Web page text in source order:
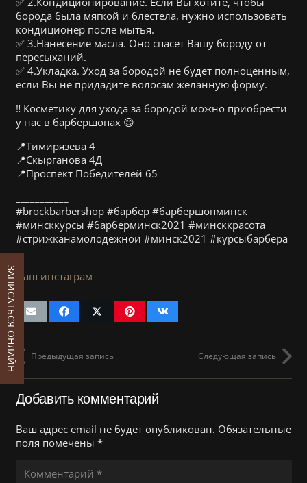
борода была мягкой и блестела, нужно использовать
кондиционер после мытья.
✅ 3.Нанесение масла. Оно спасет Вашу бороду от
пересыханий.
✅ 4.Укладка. Уход за бородой не будет полноценным,
если Вы не придадите волосам желанную форму.
‼️ Косметику для ухода за бородой можно приобрести
у нас в барбершопах 😊
📍Тимирязева 4
📍Скырганова 4Д
📍Проспект Победителей 65
#brockbarbershop #барбер #барбершопминск
#минсккурсы #барберминск2021 #минсккрасота
#стрижканамолодежнои #минск2021 #курсыбарбера
Наш инстаграм
Предыдущая запись Следующая запись
Добавить комментарий
Ваш адрес email не будет опубликован. Обязательные
поля помечены *
ЗАПИСАТЬСЯ ОНЛАЙН